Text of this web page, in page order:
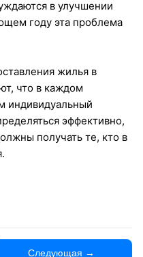
в улучшении
году эта проблема
жилья в
что в каждом
индивидуальный
эффективно,
получать те, кто в
Следующая →